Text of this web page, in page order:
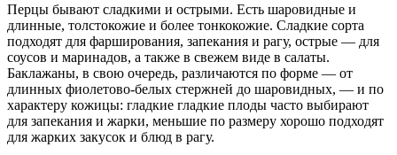
Перцы бывают сладкими и острыми. Есть шаровидные и
длинные, толстокожие и более тонкокожие. Сладкие сорта
подходят для фарширования, запекания и рагу, острые — для
соусов и маринадов, а также в свежем виде в салаты.
Баклажаны, в свою очередь, различаются по форме — от
длинных фиолетово-белых стержней до шаровидных, — и по
характеру кожицы: гладкие гладкие плоды часто выбирают
для запекания и жарки, меньшие по размеру хорошо подходят
для жарких закусок и блюд в рагу.